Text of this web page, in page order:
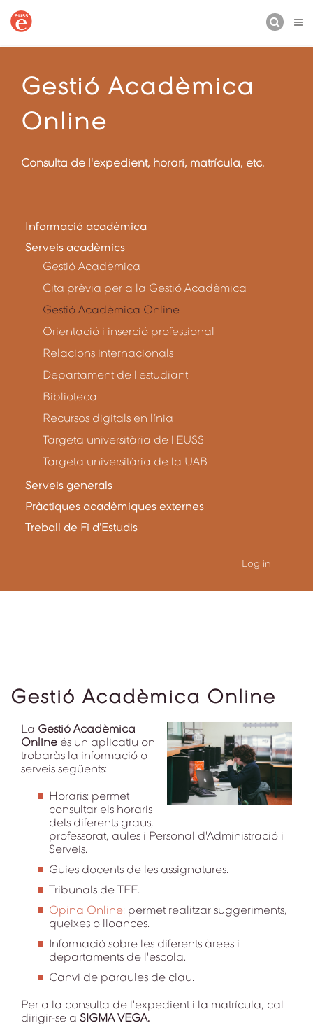
Gestió Acadèmica
Online
Consulta de l'expedient, horari, matrícula, etc.
Informació acadèmica
Serveis acadèmics
Gestió Acadèmica
Cita prèvia per a la Gestió Acadèmica
Gestió Acadèmica Online
Orientació i inserció professional
Relacions internacionals
Departament de l'estudiant
Biblioteca
Recursos digitals en línia
Targeta universitària de l'EUSS
Targeta universitària de la UAB
Serveis generals
Pràctiques acadèmiques externes
Treball de Fi d'Estudis
Log in
Gestió Acadèmica Online
La Gestió Acadèmica
Online és un aplicatiu on
trobaràs la informació o
serveis següents:
Horaris: permet
consultar els horaris
dels diferents graus,
professorat, aules i Personal d'Administració i
Serveis.
Guies docents de les assignatures.
Tribunals de TFE.
Opina Online: permet realitzar suggeriments,
queixes o lloances.
Informació sobre les diferents àrees i
departaments de l'escola.
Canvi de paraules de clau.
Per a la consulta de l'expedient i la matrícula, cal
dirigir-se a SIGMA VEGA.